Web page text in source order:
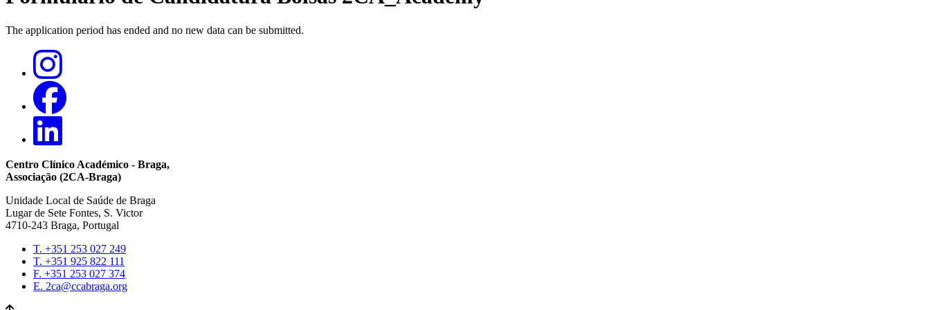
Mensagem
estado
The application period has ended and no new data can be submitted.
Centro Clínico Académico - Braga,
Associação (2CA-Braga)
Unidade Local de Saúde de Braga
Lugar de Sete Fontes, S. Victor
4710-243 Braga, Portugal
Contacts
T. +351 253 027 249
T. +351 925 822 111
F. +351 253 027 374
E. 2ca@ccabraga.org